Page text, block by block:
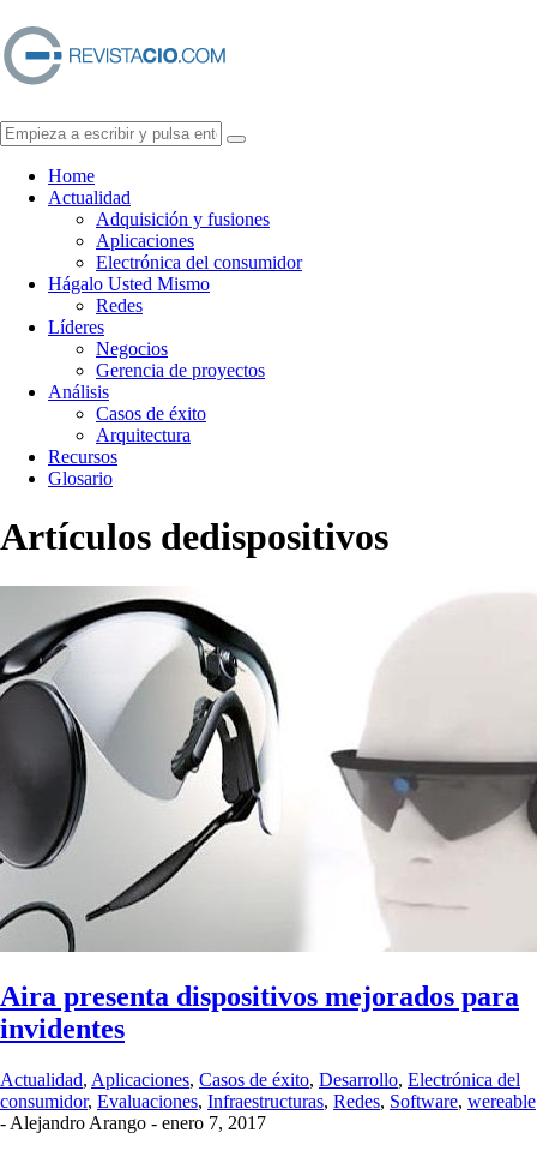
Home
Actualidad
Adquisición y fusiones
Aplicaciones
Electrónica del consumidor
Hágalo Usted Mismo
Redes
Líderes
Negocios
Gerencia de proyectos
Análisis
Casos de éxito
Arquitectura
Recursos
Glosario
Artículos dedispositivos
Aira presenta dispositivos mejorados para
invidentes
Actualidad, Aplicaciones, Casos de éxito, Desarrollo, Electrónica del
consumidor, Evaluaciones, Infraestructuras, Redes, Software, wereable
- Alejandro Arango - enero 7, 2017